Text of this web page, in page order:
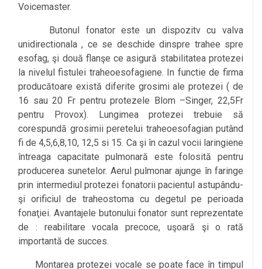
Voicemaster.
Butonul fonator este un dispozitv cu valva
unidirectionala , ce se deschide dinspre trahee spre
esofag, şi două flanşe ce asigură stabilitatea protezei
la nivelul fistulei traheoesofagiene. In functie de firma
producătoare există diferite grosimi ale protezei ( de
16 sau 20 Fr pentru protezele Blom –Singer, 22,5Fr
pentru Provox). Lungimea protezei trebuie să
corespundă grosimii peretelui traheoesofagian putând
fi de 4,5,6,8,10, 12,5 si 15. Ca şi în cazul vocii laringiene
întreaga capacitate pulmonară este folosită pentru
producerea sunetelor. Aerul pulmonar ajunge în faringe
prin intermediul protezei fonatorii pacientul astupându-
şi orificiul de traheostoma cu degetul pe perioada
fonaţiei. Avantajele butonului fonator sunt reprezentate
de : reabilitare vocala precoce, uşoară şi o rată
importantă de succes.
Montarea protezei vocale se poate face în timpul